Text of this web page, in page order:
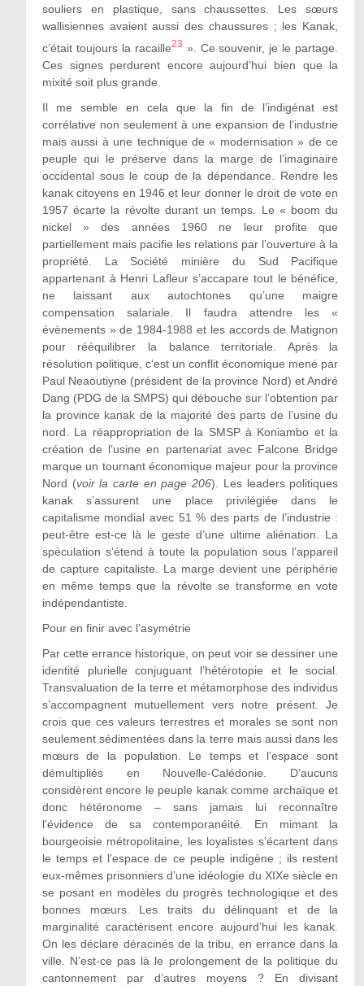
souliers en plastique, sans chaussettes. Les sœurs
wallisiennes avaient aussi des chaussures ; les Kanak,
c’était toujours la racaille23 ». Ce souvenir, je le partage.
Ces signes perdurent encore aujourd’hui bien que la
mixité soit plus grande.
Il me semble en cela que la fin de l’indigénat est
corrélative non seulement à une expansion de l’industrie
mais aussi à une technique de « modernisation » de ce
peuple qui le préserve dans la marge de l’imaginaire
occidental sous le coup de la dépendance. Rendre les
kanak citoyens en 1946 et leur donner le droit de vote en
1957 écarte la révolte durant un temps. Le « boom du
nickel » des années 1960 ne leur profite que
partiellement mais pacifie les relations par l’ouverture à la
propriété. La Société minière du Sud Pacifique
appartenant à Henri Lafleur s’accapare tout le bénéfice,
ne laissant aux autochtones qu’une maigre
compensation salariale. Il faudra attendre les «
évènements » de 1984-1988 et les accords de Matignon
pour rééquilibrer la balance territoriale. Après la
résolution politique, c’est un conflit économique mené par
Paul Neaoutiyne (président de la province Nord) et André
Dang (PDG de la SMPS) qui débouche sur l’obtention par
la province kanak de la majorité des parts de l’usine du
nord. La réappropriation de la SMSP à Koniambo et la
création de l’usine en partenariat avec Falcone Bridge
marque un tournant économique majeur pour la province
Nord (voir la carte en page 206). Les leaders politiques
kanak s’assurent une place privilégiée dans le
capitalisme mondial avec 51 % des parts de l’industrie :
peut-être est-ce là le geste d’une ultime aliénation. La
spéculation s’étend à toute la population sous l’appareil
de capture capitaliste. La marge devient une périphérie
en même temps que la révolte se transforme en vote
indépendantiste.
Pour en finir avec l’asymétrie
Par cette errance historique, on peut voir se dessiner une
identité plurielle conjuguant l’hétérotopie et le social.
Transvaluation de la terre et métamorphose des individus
s’accompagnent mutuellement vers notre présent. Je
crois que ces valeurs terrestres et morales se sont non
seulement sédimentées dans la terre mais aussi dans les
mœurs de la population. Le temps et l’espace sont
démultipliés en Nouvelle-Calédonie. D’aucuns
considèrent encore le peuple kanak comme archaïque et
donc hétéronome – sans jamais lui reconnaître
l’évidence de sa contemporanéité. En mimant la
bourgeoisie métropolitaine, les loyalistes s’écartent dans
le temps et l’espace de ce peuple indigène ; ils restent
eux-mêmes prisonniers d’une idéologie du XIXe siècle en
se posant en modèles du progrès technologique et des
bonnes mœurs. Les traits du délinquant et de la
marginalité caractérisent encore aujourd’hui les kanak.
On les déclare déracinés de la tribu, en errance dans la
ville. N’est-ce pas là le prolongement de la politique du
cantonnement par d’autres moyens ? En divisant